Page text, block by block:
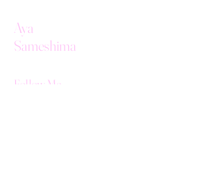
Aya
Sameshima
Follow Me